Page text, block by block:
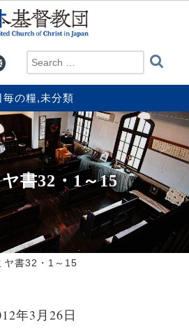
毎の糧,未分類
書32・1～15
ヤ書32・1～15
年3月26日